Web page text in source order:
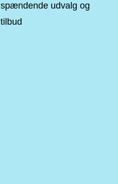
spændende udvalg og
tilbud